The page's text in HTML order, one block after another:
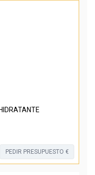
PEDIR PRESUPUESTO €